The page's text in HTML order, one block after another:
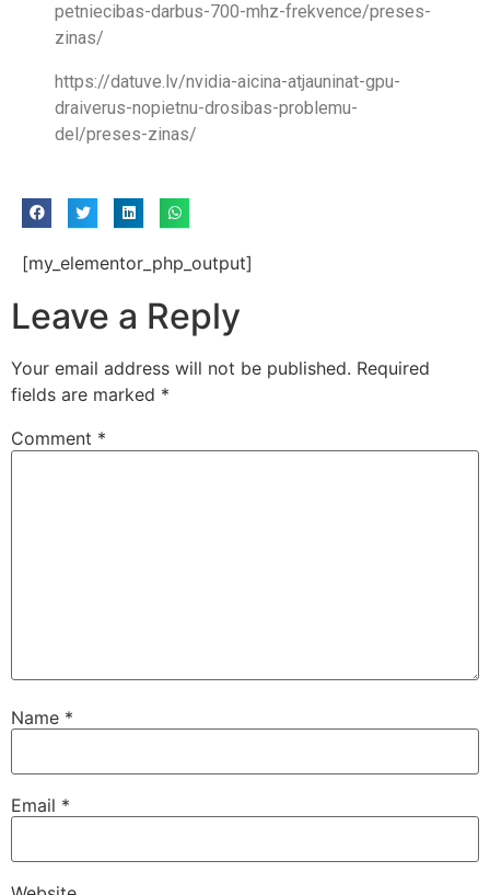
petniecibas-darbus-700-mhz-frekvence/preses-
zinas/
https://datuve.lv/nvidia-aicina-atjauninat-gpu-
draiverus-nopietnu-drosibas-problemu-
del/preses-zinas/
[my_elementor_php_output]
Leave a Reply
Your email address will not be published. Required
fields are marked *
Comment *
Name *
Email *